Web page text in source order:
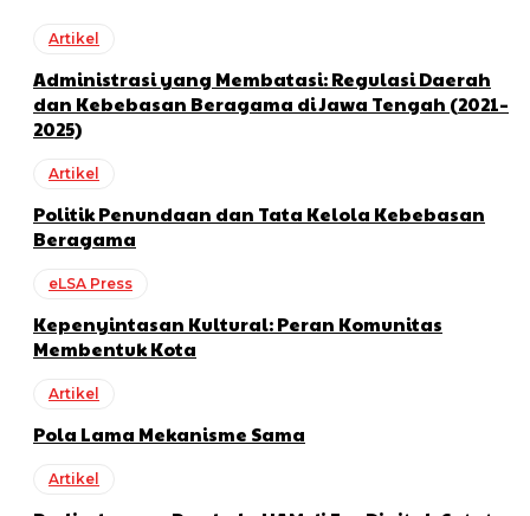
Artikel
Administrasi yang Membatasi: Regulasi Daerah
dan Kebebasan Beragama di Jawa Tengah (2021–
2025)
Artikel
Politik Penundaan dan Tata Kelola Kebebasan
Beragama
eLSA Press
Kepenyintasan Kultural: Peran Komunitas
Membentuk Kota
Artikel
Pola Lama Mekanisme Sama
Artikel